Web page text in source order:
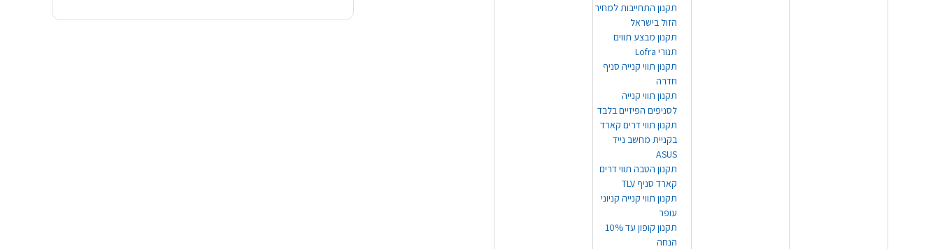
תקנון התחייבות למחיר
הזול בישראל
תקנון מבצע תווים
תנורי Lofra
תקנון תווי קנייה סניף
חדרה
תקנון תווי קנייה
לסניפים הפיזיים בלבד
תקנון תווי דרים קארד
בקניית מחשב נייד
ASUS
תקנון הטבה תווי דרים
קארד סניף TLV
תקנון תווי קנייה קניוני
עופר
תקנון קופון עד 10%
הנחה